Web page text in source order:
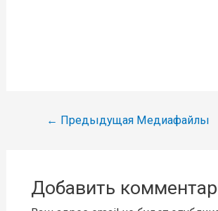
Навигация
← Предыдущая Медиафайлы
Добавить